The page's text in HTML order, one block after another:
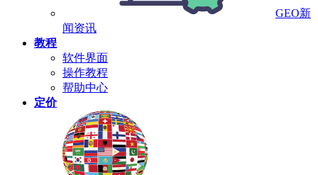
GEO新
闻资讯
教程
软件界面
操作教程
帮助中心
定价